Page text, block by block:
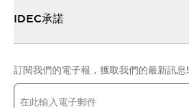
IDEC承諾
訂閱我們的電子報，獲取我們的最新訊息!